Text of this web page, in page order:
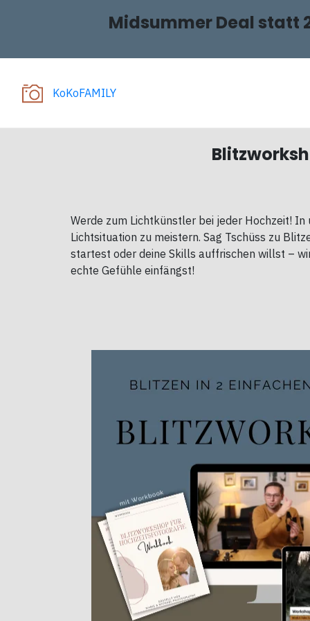
Midsummer Deal statt
KoKoFAMILY
Werde zum Lichtkünstler bei jeder Hochzeit!
Lichtsituation zu meistern. Sag Tschüss zu
startest oder deine Skills auffrischen willst –
echte Gefühle einfängst!